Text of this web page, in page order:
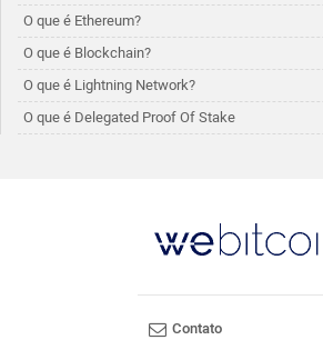
O que é Ethereum?
O que é Blockchain?
O que é Lightning Network?
O que é Delegated Proof Of Stake
Contato